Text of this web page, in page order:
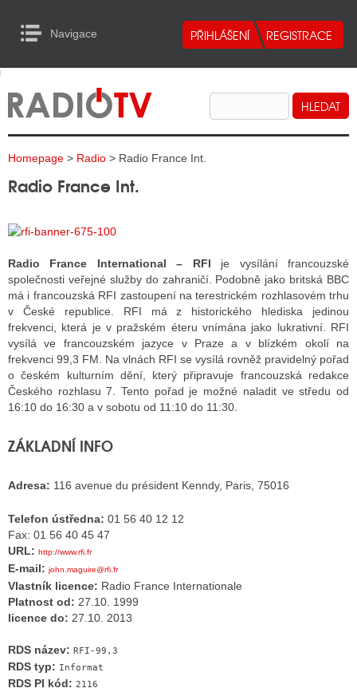
Navigace
RADIA
TELEVIZE
INTERNET
TISK
RADIA
RÁDIÍ
RÁDIÍ
VYSÍLAČE
TELEVIZE
TELEVIZÍ
INTERNET
RÁDIA
STRÁNKY RÁDIÍ
STRÁNKY TV
TISK
to Content
Homepage > Radio > Radio France Int.
Radio France Int.
Radio France International – RFI je vysílání francouzské
společnosti veřejné služby do zahraničí. Podobně jako britská BBC
má i francouzská RFI zastoupení na terestrickém rozhlasovém trhu
v České republice. RFI má z historického hlediska jedinou
frekvenci, která je v pražském éteru vnímána jako lukrativní. RFI
vysílá ve francouzském jazyce v Praze a v blízkém okolí na
frekvenci 99,3 FM. Na vlnách RFI se vysílá rovněž pravidelný pořad
o českém kulturním dění, který připravuje francouzská redakce
Českého rozhlasu 7. Tento pořad je možné naladit ve středu od
16:10 do 16:30 a v sobotu od 11:10 do 11:30.
ZÁKLADNÍ INFO
Adresa: 116 avenue du président Kenndy, Paris, 75016
Telefon ústředna: 01 56 40 12 12
Fax: 01 56 40 45 47
URL: http://www.rfi.fr
E-mail: john.maguire@rfi.fr
Vlastník licence: Radio France Internationale
Platnost od: 27.10. 1999
licence do: 27.10. 2013
RDS název: RFI-99,3
RDS typ: Informat
RDS PI kód: 2116